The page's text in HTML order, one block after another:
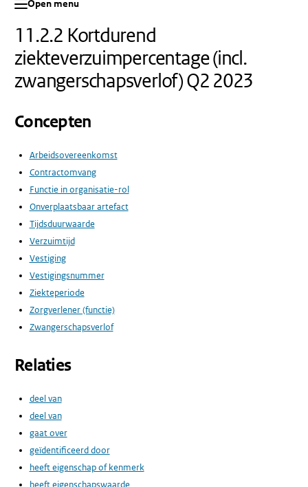
Open menu
11.2.2 Kortdurend
ziekteverzuimpercentage (incl.
zwangerschapsverlof) Q2 2023
Concepten
Arbeidsovereenkomst
Contractomvang
Functie in organisatie-rol
Onverplaatsbaar artefact
Tijdsduurwaarde
Verzuimtijd
Vestiging
Vestigingsnummer
Ziekteperiode
Zorgverlener (functie)
Zwangerschapsverlof
Relaties
deel van
deel van
gaat over
geïdentificeerd door
heeft eigenschap of kenmerk
heeft eigenschapswaarde